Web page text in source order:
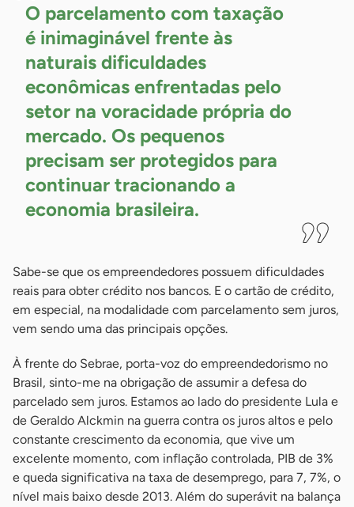
O parcelamento com taxação
é inimaginável frente às
naturais dificuldades
econômicas enfrentadas pelo
setor na voracidade própria do
mercado. Os pequenos
precisam ser protegidos para
continuar tracionando a
economia brasileira.
Sabe-se que os empreendedores possuem dificuldades
reais para obter crédito nos bancos. E o cartão de crédito,
em especial, na modalidade com parcelamento sem juros,
vem sendo uma das principais opções.
À frente do Sebrae, porta-voz do empreendedorismo no
Brasil, sinto-me na obrigação de assumir a defesa do
parcelado sem juros. Estamos ao lado do presidente Lula e
de Geraldo Alckmin na guerra contra os juros altos e pelo
constante crescimento da economia, que vive um
excelente momento, com inflação controlada, PIB de 3%
e queda significativa na taxa de desemprego, para 7, 7%, o
nível mais baixo desde 2013. Além do superávit na balança